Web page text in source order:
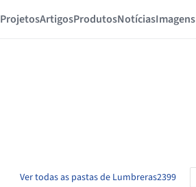
ProjetosArtigosProdutosNotíciasImagens
Ver todas as pastas de Lumbreras2399